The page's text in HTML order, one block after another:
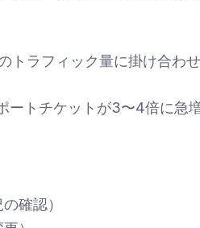
ラフィック量に掛け合わせ
トチケットが3〜4倍に急
確認）